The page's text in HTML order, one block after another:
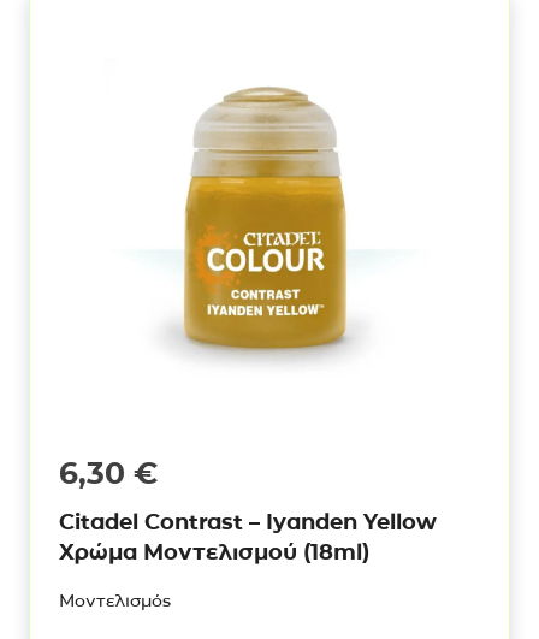
6,30 €
Citadel Contrast – Iyanden Yellow
Χρώμα Μοντελισμού (18ml)
Μοντελισμός